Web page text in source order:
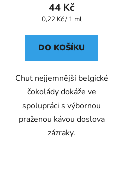
44 Kč
Měrná
0,22 Kč / 1 ml
DO KOŠÍKU
Chuť nejjemnější belgické
čokolády dokáže ve
spolupráci s výbornou
praženou kávou doslova
zázraky.